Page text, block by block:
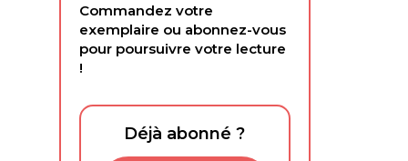
Commandez votre
exemplaire ou abonnez-vous
pour poursuivre votre lecture
!
Déjà abonné ?